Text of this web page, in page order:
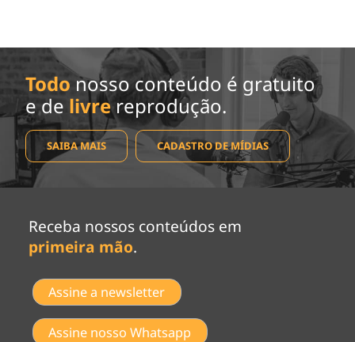
Todo nosso conteúdo é gratuito
e de livrereprodução.
SAIBA MAIS CADASTRO DE MÍDIAS
Receba nossos conteúdos em
primeira mão.
Assine a newsletter
Assine nosso Whatsapp